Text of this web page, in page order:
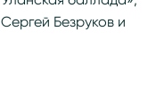
Безруков и